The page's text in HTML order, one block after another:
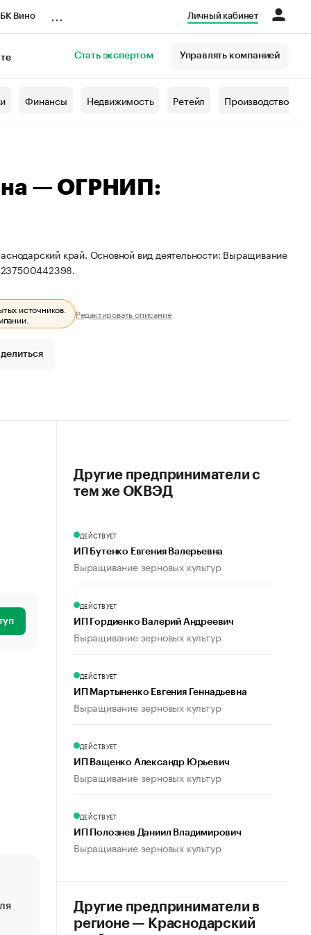
Вино Личный кабинет
Стать экспертом Управлять компанией
Финансы Недвижимость Ретейл Производство
— ОГРНИП:
край. Основной вид деятельности: Выращивание
источников.
Редактировать описание
«От спорта тело стареет иначе». Как живет глава
создавшей GTA
Другие предприниматели с
тем же ОКВЭД
ДЕЙСТВУЕТ
ИП Бутенко Евгения Валерьевна
Выращивание зерновых культур
ДЕЙСТВУЕТ
ИП Гордиенко Валерий Андреевич
Выращивание зерновых культур
ДЕЙСТВУЕТ
ИП Мартыненко Евгения Геннадьевна
Выращивание зерновых культур
ДЕЙСТВУЕТ
ИП Ващенко Александр Юрьевич
Выращивание зерновых культур
ДЕЙСТВУЕТ
ИП Полознев Даниил Владимирович
Выращивание зерновых культур
Другие предприниматели в
регионе — Краснодарский